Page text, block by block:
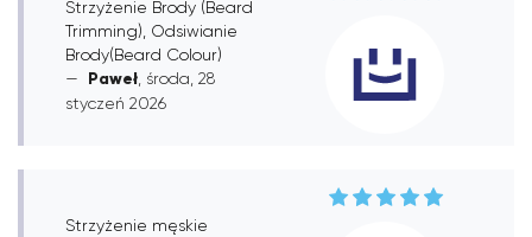
Strzyżenie Brody (Beard
Trimming), Odsiwianie
Brody(Beard Colour)
Paweł , środa, 28
styczeń 2026
Strzyżenie męskie